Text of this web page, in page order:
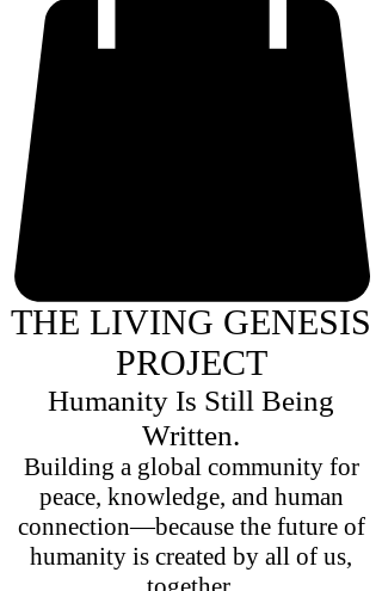
THE LIVING GENESIS
PROJECT
Humanity Is Still Being
Written.
Building a global community for
peace, knowledge, and human
connection—because the future of
humanity is created by all of us,